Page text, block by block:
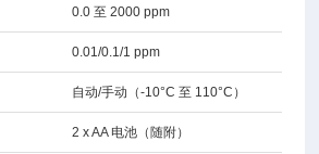
0.0 至 2000 ppm
0.01/0.1/1 ppm
自动/手动（-10°C 至 110°C）
2 x AA 电池（随附）